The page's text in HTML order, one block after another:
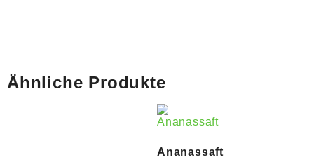
Ähnliche Produkte
Ananassaft